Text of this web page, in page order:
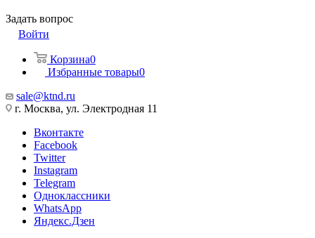
Задать вопрос
Войти
Корзина0
Избранные товары0
sale@ktnd.ru
г. Москва, ул. Электродная 11
Вконтакте
Facebook
Twitter
Instagram
Telegram
Одноклассники
WhatsApp
Яндекс.Дзен